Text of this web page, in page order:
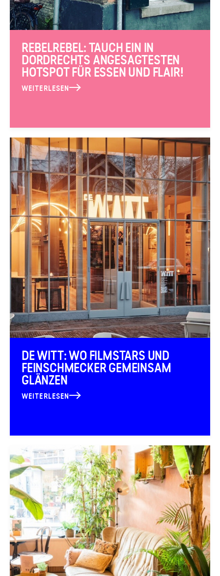
REBELREBEL: TAUCH EIN IN
DORDRECHTS ANGESAGTESTEN
HOTSPOT FÜR ESSEN UND FLAIR!
WEITERLESEN
DE WITT: WO FILMSTARS UND
FEINSCHMECKER GEMEINSAM
GLÄNZEN
WEITERLESEN